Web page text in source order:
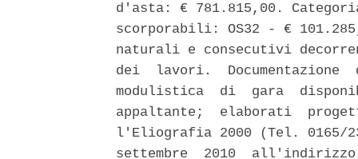
d'asta: € 781.815,00.
scorporabili: OS32 - €
naturali e consecutivi
dei  lavori.
modulistica  di  gara
appaltante;  elaborati
l'Eliografia 2000 (Tel. 0165/
settembre  2010